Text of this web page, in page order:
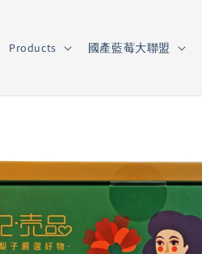
Products 國產藍莓大聯盟